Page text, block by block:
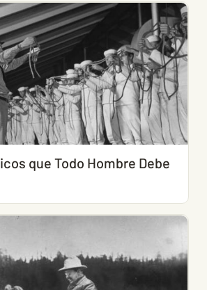
que Todo Hombre Debe